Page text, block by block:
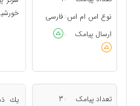
نوع اس ام اس : فارسی
ارسال پیامک
:
تعداد پیامک :
3
يك